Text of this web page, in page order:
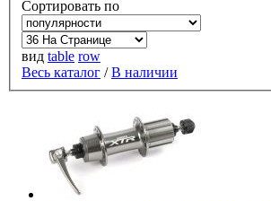
Сортировать по
вид table row
Весь каталог /В наличии